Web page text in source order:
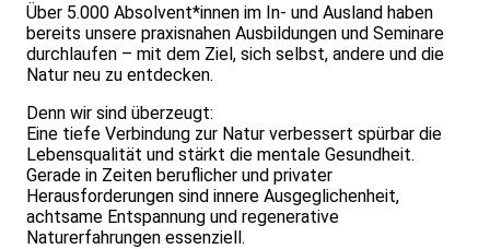
Über 5.000 Absolvent*innen im In- und Ausland haben
bereits unsere praxisnahen Ausbildungen und Seminare
durchlaufen – mit dem Ziel, sich selbst, andere und die
Natur neu zu entdecken.
Denn wir sind überzeugt:
Eine tiefe Verbindung zur Natur verbessert spürbar die
Lebensqualität und stärkt die mentale Gesundheit.
Gerade in Zeiten beruflicher und privater
Herausforderungen sind innere Ausgeglichenheit,
achtsame Entspannung und regenerative
Naturerfahrungen essenziell.